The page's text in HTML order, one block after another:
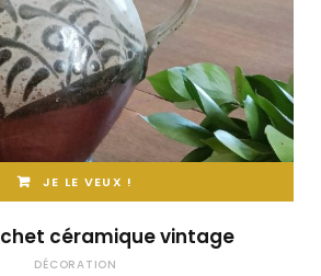
JE LE VEUX !
céramique vintage
DÉCORATION